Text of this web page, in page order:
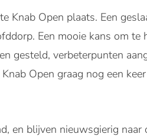
Knab Open plaats. Een
Een mooie kans om te
gesteld, verbeterpunten
Open graag nog een
en blijven nieuwsgierig